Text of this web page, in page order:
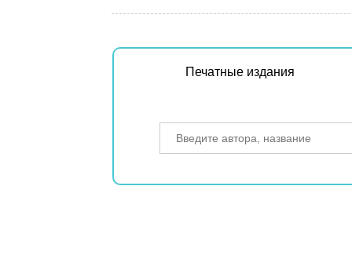
Печатные издания